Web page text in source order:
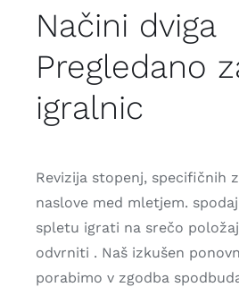
Načini dviga
Pregledano
igralnic
Revizija stopenj, specifičnih
naslove med mletjem.
spletu igrati na srečo
odvrniti . Naš izkušen
porabimo v zgodba